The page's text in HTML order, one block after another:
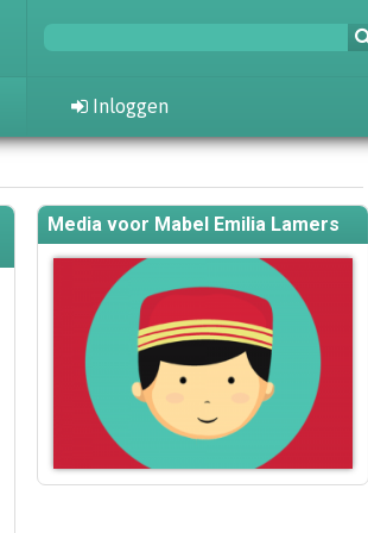
Inloggen
Media voor Mabel Emilia Lamers